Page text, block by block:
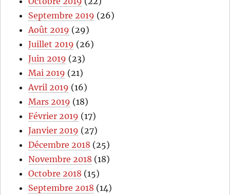
Septembre 2019 (26)
Août 2019 (29)
Juillet 2019 (26)
Juin 2019 (23)
Mai 2019 (21)
Avril 2019 (16)
Mars 2019 (18)
Février 2019 (17)
Janvier 2019 (27)
Décembre 2018 (25)
Novembre 2018 (18)
Octobre 2018 (15)
Septembre 2018 (14)